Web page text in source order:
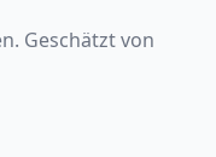
Geschätzt von